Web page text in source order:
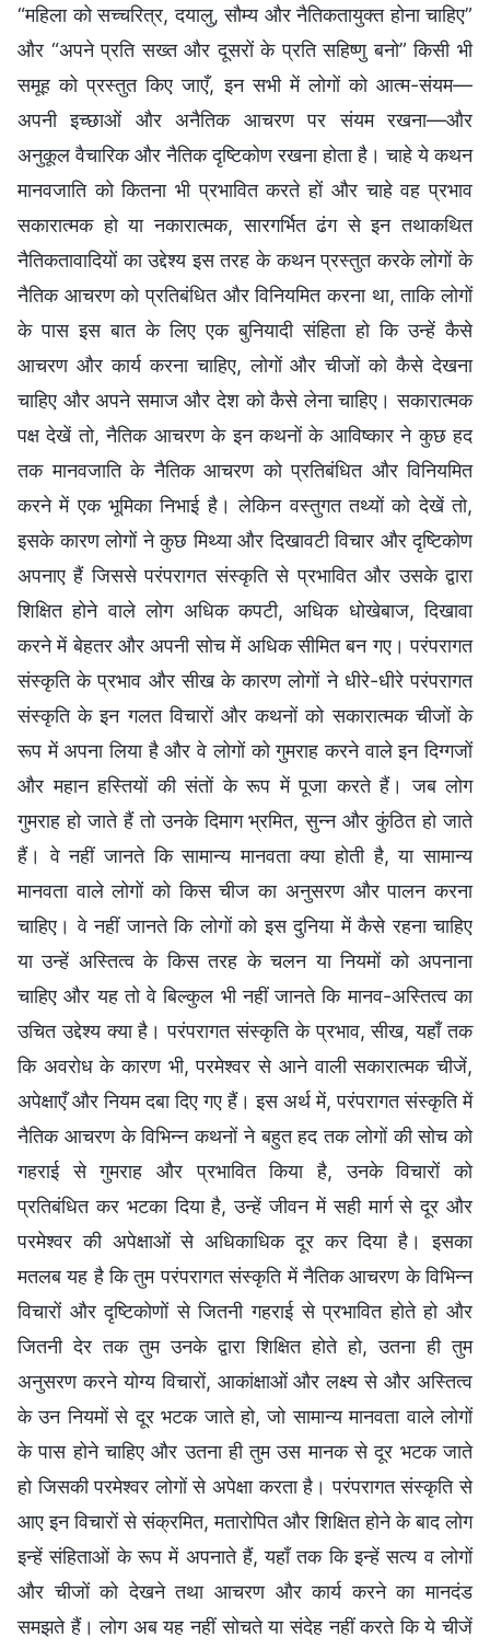
“महिला को सच्चरित्र, दयालु, सौम्य और नैतिकतायुक्त होना चाहिए”
और “अपने प्रति सख्त और दूसरों के प्रति सहिष्णु बनो” किसी भी
समूह को प्रस्तुत किए जाएँ, इन सभी में लोगों को आत्म-संयम—
अपनी इच्छाओं और अनैतिक आचरण पर संयम रखना—और
अनुकूल वैचारिक और नैतिक दृष्टिकोण रखना होता है। चाहे ये कथन
मानवजाति को कितना भी प्रभावित करते हों और चाहे वह प्रभाव
सकारात्मक हो या नकारात्मक, सारगर्भित ढंग से इन तथाकथित
नैतिकतावादियों का उद्देश्य इस तरह के कथन प्रस्तुत करके लोगों के
नैतिक आचरण को प्रतिबंधित और विनियमित करना था, ताकि लोगों
के पास इस बात के लिए एक बुनियादी संहिता हो कि उन्हें कैसे
आचरण और कार्य करना चाहिए, लोगों और चीजों को कैसे देखना
चाहिए और अपने समाज और देश को कैसे लेना चाहिए। सकारात्मक
पक्ष देखें तो, नैतिक आचरण के इन कथनों के आविष्कार ने कुछ हद
तक मानवजाति के नैतिक आचरण को प्रतिबंधित और विनियमित
करने में एक भूमिका निभाई है। लेकिन वस्तुगत तथ्यों को देखें तो,
इसके कारण लोगों ने कुछ मिथ्या और दिखावटी विचार और दृष्टिकोण
अपनाए हैं जिससे परंपरागत संस्कृति से प्रभावित और उसके द्वारा
शिक्षित होने वाले लोग अधिक कपटी, अधिक धोखेबाज, दिखावा
करने में बेहतर और अपनी सोच में अधिक सीमित बन गए। परंपरागत
संस्कृति के प्रभाव और सीख के कारण लोगों ने धीरे-धीरे परंपरागत
संस्कृति के इन गलत विचारों और कथनों को सकारात्मक चीजों के
रूप में अपना लिया है और वे लोगों को गुमराह करने वाले इन दिग्गजों
और महान हस्तियों की संतों के रूप में पूजा करते हैं। जब लोग
गुमराह हो जाते हैं तो उनके दिमाग भ्रमित, सुन्न और कुंठित हो जाते
हैं। वे नहीं जानते कि सामान्य मानवता क्या होती है, या सामान्य
मानवता वाले लोगों को किस चीज का अनुसरण और पालन करना
चाहिए। वे नहीं जानते कि लोगों को इस दुनिया में कैसे रहना चाहिए
या उन्हें अस्तित्व के किस तरह के चलन या नियमों को अपनाना
चाहिए और यह तो वे बिल्कुल भी नहीं जानते कि मानव-अस्तित्व का
उचित उद्देश्य क्या है। परंपरागत संस्कृति के प्रभाव, सीख, यहाँ तक
कि अवरोध के कारण भी, परमेश्वर से आने वाली सकारात्मक चीजें,
अपेक्षाएँ और नियम दबा दिए गए हैं। इस अर्थ में, परंपरागत संस्कृति में
नैतिक आचरण के विभिन्न कथनों ने बहुत हद तक लोगों की सोच को
गहराई से गुमराह और प्रभावित किया है, उनके विचारों को
प्रतिबंधित कर भटका दिया है, उन्हें जीवन में सही मार्ग से दूर और
परमेश्वर की अपेक्षाओं से अधिकाधिक दूर कर दिया है। इसका
मतलब यह है कि तुम परंपरागत संस्कृति में नैतिक आचरण के विभिन्न
विचारों और दृष्टिकोणों से जितनी गहराई से प्रभावित होते हो और
जितनी देर तक तुम उनके द्वारा शिक्षित होते हो, उतना ही तुम
अनुसरण करने योग्य विचारों, आकांक्षाओं और लक्ष्य से और अस्तित्व
के उन नियमों से दूर भटक जाते हो, जो सामान्य मानवता वाले लोगों
के पास होने चाहिए और उतना ही तुम उस मानक से दूर भटक जाते
हो जिसकी परमेश्वर लोगों से अपेक्षा करता है। परंपरागत संस्कृति से
आए इन विचारों से संक्रमित, मतारोपित और शिक्षित होने के बाद लोग
इन्हें संहिताओं के रूप में अपनाते हैं, यहाँ तक कि इन्हें सत्य व लोगों
और चीजों को देखने तथा आचरण और कार्य करने का मानदंड
समझते हैं। लोग अब यह नहीं सोचते या संदेह नहीं करते कि ये चीजें